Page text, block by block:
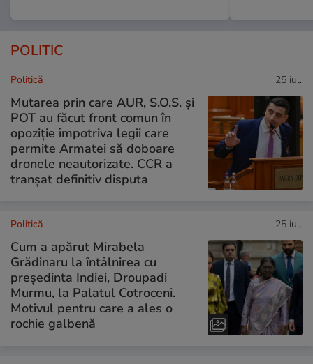
POLITIC
Politică 25 iul.
Mutarea prin care AUR, S.O.S. și
POT au făcut front comun în
opoziție împotriva legii care
permite Armatei să doboare
dronele neautorizate. CCR a
tranșat definitiv disputa
Politică 25 iul.
Cum a apărut Mirabela
Grădinaru la întâlnirea cu
președinta Indiei, Droupadi
Murmu, la Palatul Cotroceni.
Motivul pentru care a ales o
rochie galbenă